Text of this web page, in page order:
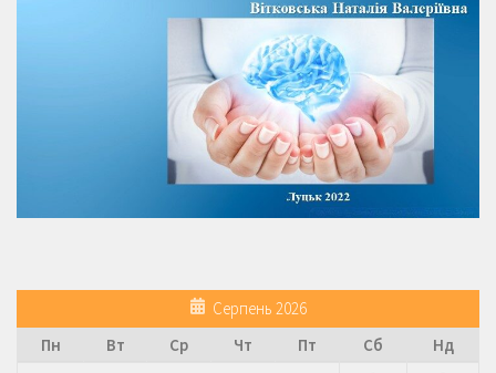
Серпень 2026
Пн
Вт Ср Чт Пт Сб
Нд